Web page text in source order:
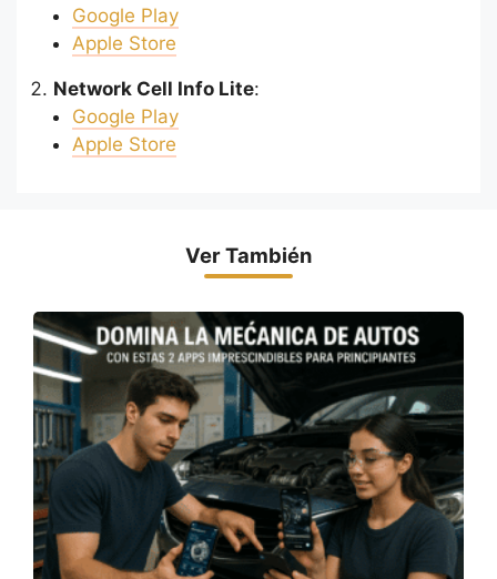
Google Play
Apple Store
Network Cell Info Lite:
Google Play
Apple Store
Ver También